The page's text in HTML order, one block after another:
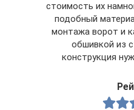
стоимость их
подобный
монтажа ворот и
обшивкой из
конструкция